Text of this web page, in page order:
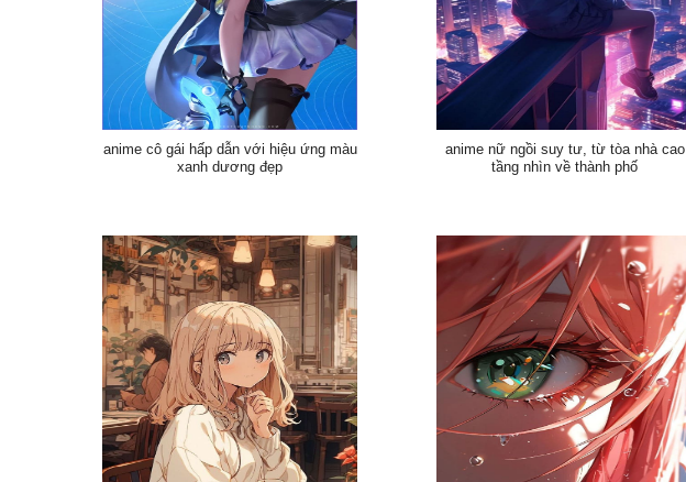
anime cô gái hấp dẫn với hiệu ứng màu
xanh dương đẹp
anime nữ ngồi suy tư, từ tòa nhà cao
tầng nhìn về thành phố